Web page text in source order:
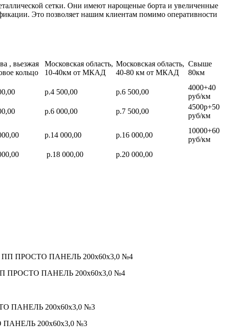
сетки. Они имеют нарощеные борта и увеличенные
Это позволяет нашим клиентам помимо оперативности
, вьезжая
кольцо
Московская область,
10-40км от МКАД
Московская область,
40-80 км от МКАД
Свыше
80км
р.4 500,00 р.6 500,00
4000+40
руб/км
р.6 000,00 р.7 500,00
4500р+50
руб/км
р.14 000,00 р.16 000,00
10000+60
руб/км
р.18 000,00
р.20 000,00
ПП ПРОСТО ПАНЕЛЬ 200х60х3,0 №4
ПАНЕЛЬ 200х60х3,0 №3